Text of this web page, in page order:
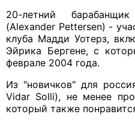
20-летний
(Alexander Pettersen) -
клуба Мадди Уотерз,
Эйрика Бергене, с
феврале 2004 года.
Из "новичков" для
Vidar Solli), не менее
который также